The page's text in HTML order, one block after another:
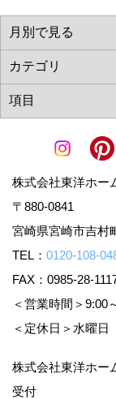
株式会社東洋ホー
〒880-0841
宮崎県宮崎市吉村
TEL： 0120-108-
FAX：0985-28-
＜営業時間＞9:00
＜定休日＞水曜日
株式会社東洋ホー
受付